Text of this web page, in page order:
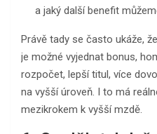
a jaký další benefit
Právě tady se často ukáže,
je možné vyjednat bonus,
rozpočet, lepší titul, více
na vyšší úroveň. I to má
mezikrokem k vyšší mzdě.